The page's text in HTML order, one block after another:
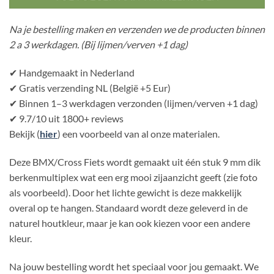
Na je bestelling maken en verzenden we de producten binnen
2 a 3 werkdagen. (Bij lijmen/verven +1 dag)
✔ Handgemaakt in Nederland
✔ Gratis verzending NL (België +5 Eur)
✔ Binnen 1–3 werkdagen verzonden (lijmen/verven +1 dag)
✔ 9.7/10 uit 1800+ reviews
Bekijk (hier) een voorbeeld van al onze materialen.
Deze BMX/Cross Fiets wordt gemaakt uit één stuk 9 mm dik
berkenmultiplex wat een erg mooi zijaanzicht geeft (zie foto
als voorbeeld). Door het lichte gewicht is deze makkelijk
overal op te hangen. Standaard wordt deze geleverd in de
naturel houtkleur, maar je kan ook kiezen voor een andere
kleur.
Na jouw bestelling wordt het speciaal voor jou gemaakt. We